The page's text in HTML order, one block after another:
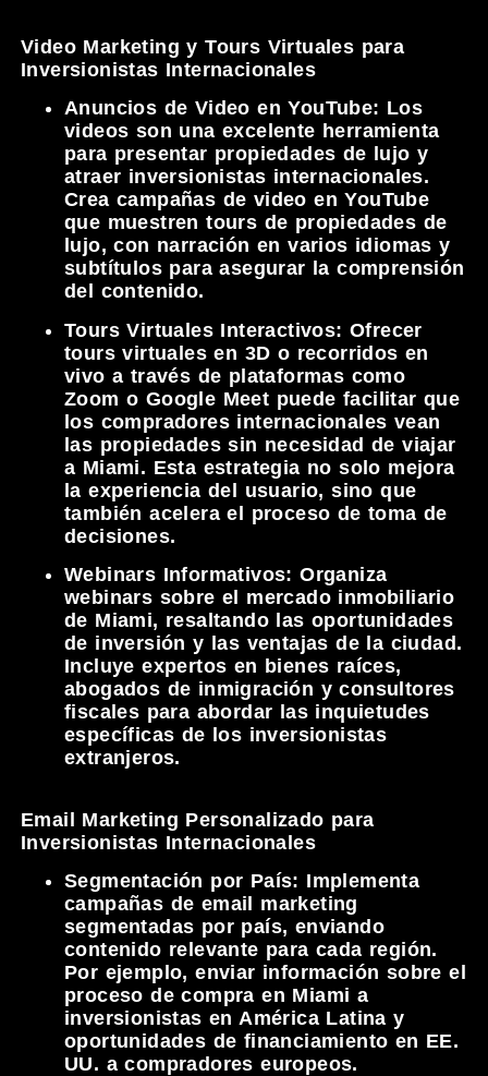
Video Marketing y Tours Virtuales para
Inversionistas Internacionales
Anuncios de Video en YouTube: Los
videos son una excelente herramienta
para presentar propiedades de lujo y
atraer inversionistas internacionales.
Crea campañas de video en YouTube
que muestren tours de propiedades de
lujo, con narración en varios idiomas y
subtítulos para asegurar la comprensión
del contenido.
Tours Virtuales Interactivos: Ofrecer
tours virtuales en 3D o recorridos en
vivo a través de plataformas como
Zoom o Google Meet puede facilitar que
los compradores internacionales vean
las propiedades sin necesidad de viajar
a Miami. Esta estrategia no solo mejora
la experiencia del usuario, sino que
también acelera el proceso de toma de
decisiones.
Webinars Informativos: Organiza
webinars sobre el mercado inmobiliario
de Miami, resaltando las oportunidades
de inversión y las ventajas de la ciudad.
Incluye expertos en bienes raíces,
abogados de inmigración y consultores
fiscales para abordar las inquietudes
específicas de los inversionistas
extranjeros.
Email Marketing Personalizado para
Inversionistas Internacionales
Segmentación por País: Implementa
campañas de email marketing
segmentadas por país, enviando
contenido relevante para cada región.
Por ejemplo, enviar información sobre el
proceso de compra en Miami a
inversionistas en América Latina y
oportunidades de financiamiento en EE.
UU. a compradores europeos.